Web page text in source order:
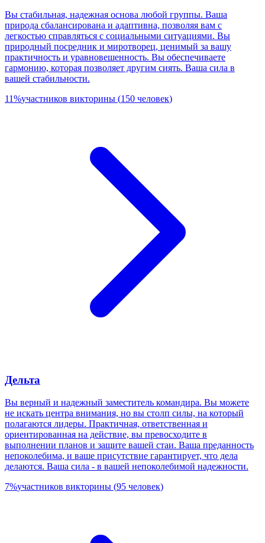
Вы стабильная, надежная основа любой группы. Ваша
природа сбалансирована и адаптивна, позволяя вам с
легкостью справляться с социальными ситуациями. Вы
природный посредник и миротворец, ценимый за вашу
практичность и уравновешенность. Вы обеспечиваете
гармонию, которая позволяет другим сиять. Ваша сила в
вашей стабильности.
11%участников викторины (150 человек)
Дельта
Вы верный и надежный заместитель командира. Вы можете
не искать центра внимания, но вы столп силы, на который
полагаются лидеры. Практичная, ответственная и
ориентированная на действие, вы превосходите в
выполнении планов и защите вашей стаи. Ваша преданность
непоколебима, и ваше присутствие гарантирует, что дела
делаются. Ваша сила - в вашей непоколебимой надежности.
7%участников викторины (95 человек)